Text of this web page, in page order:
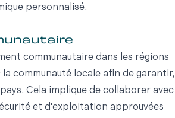
personnalisé.
communautaire dans les régions
communauté locale afin de garantir,
Cela implique de collaborer avec
et d'exploitation approuvées